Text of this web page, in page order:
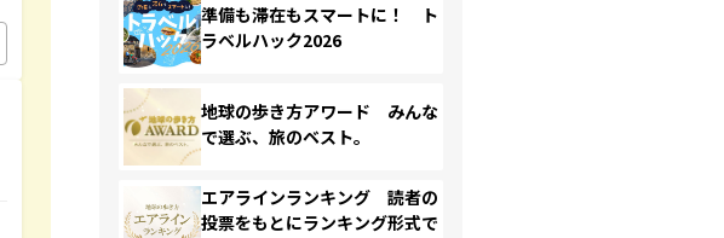
準備も滞在もスマートに！ ト
ラベルハック2026
地球の歩き方アワード みんな
で選ぶ、旅のベスト。
エアラインランキング 読者の
投票をもとにランキング形式で